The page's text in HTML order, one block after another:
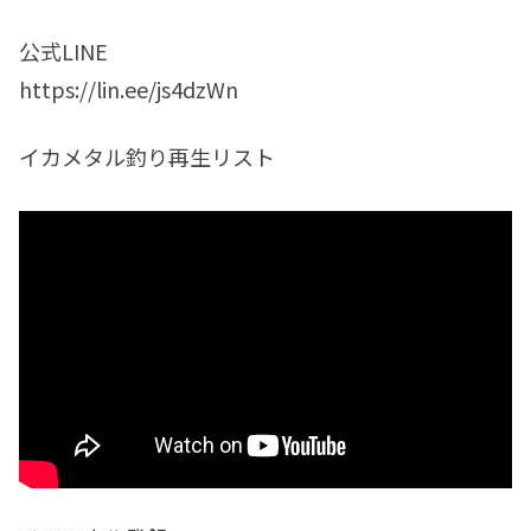
公式LINE
https://lin.ee/js4dzWn
イカメタル釣り再生リスト